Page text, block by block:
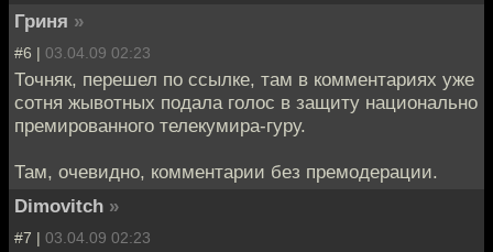
Гриня »
#6 | 03.04.09 02:23
Точняк, перешел по ссылке, там в комментариях уже
сотня жывотных подала голос в защиту национально
премированного телекумира-гуру.
Там, очевидно, комментарии без премодерации.
Dimovitch »
#7 | 03.04.09 02:23